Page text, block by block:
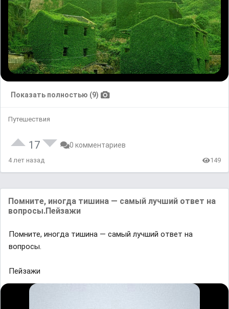
Показать полностью (9)
Путешествия
17 0 комментариев
4 лет назад 149
Помните, иногда тишина — самый лучший ответ на
вопросы.Пейзажи
Помните, иногда тишина — самый лучший ответ на
вопросы.
Пейзажи